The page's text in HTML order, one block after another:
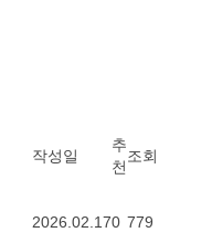
작성일
추
천
조회
2026.02.170 779